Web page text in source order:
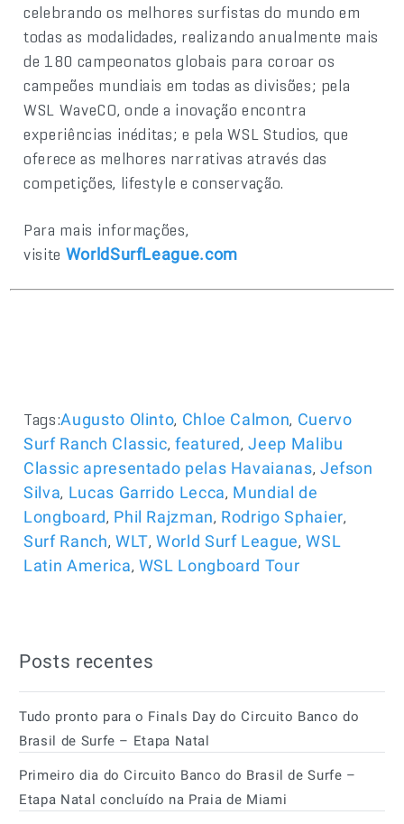
celebrando os melhores surfistas do mundo em
todas as modalidades, realizando anualmente mais
de 180 campeonatos globais para coroar os
campeões mundiais em todas as divisões; pela
WSL WaveCO, onde a inovação encontra
experiências inéditas; e pela WSL Studios, que
oferece as melhores narrativas através das
competições, lifestyle e conservação.
Para mais informações,
visite WorldSurfLeague.com
Tags:Augusto Olinto, Chloe Calmon, Cuervo
Surf Ranch Classic,featured,Jeep Malibu
Classic apresentado pelas Havaianas, Jefson
Silva, Lucas Garrido Lecca, Mundial de
Longboard, Phil Rajzman, Rodrigo Sphaier,
Surf Ranch, WLT,World Surf League,WSL
Latin America, WSL Longboard Tour
Posts recentes
Tudo pronto para o Finals Day do Circuito Banco do
Brasil de Surfe – Etapa Natal
Primeiro dia do Circuito Banco do Brasil de Surfe –
Etapa Natal concluído na Praia de Miami